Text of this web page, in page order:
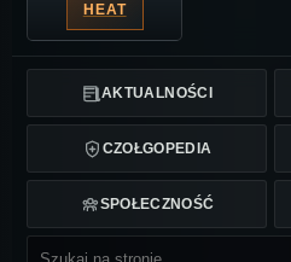
HEAT
AKTUALNOŚCI
CZOŁGOPEDIA
SPOŁECZNOŚĆ